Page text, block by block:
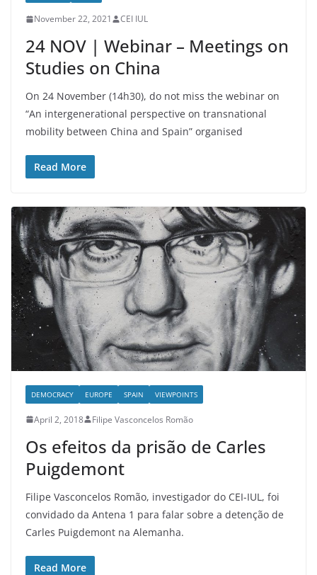
November 22, 2021 CEI IUL
24 NOV | Webinar – Meetings on
Studies on China
On 24 November (14h30), do not miss the webinar on
“An intergenerational perspective on transnational
mobility between China and Spain” organised
Read More
DEMOCRACY EUROPE SPAIN VIEWPOINTS
April 2, 2018 Filipe Vasconcelos Romão
Os efeitos da prisão de Carles
Puigdemont
Filipe Vasconcelos Romão, investigador do CEI-IUL, foi
convidado da Antena 1 para falar sobre a detenção de
Carles Puigdemont na Alemanha.
Read More